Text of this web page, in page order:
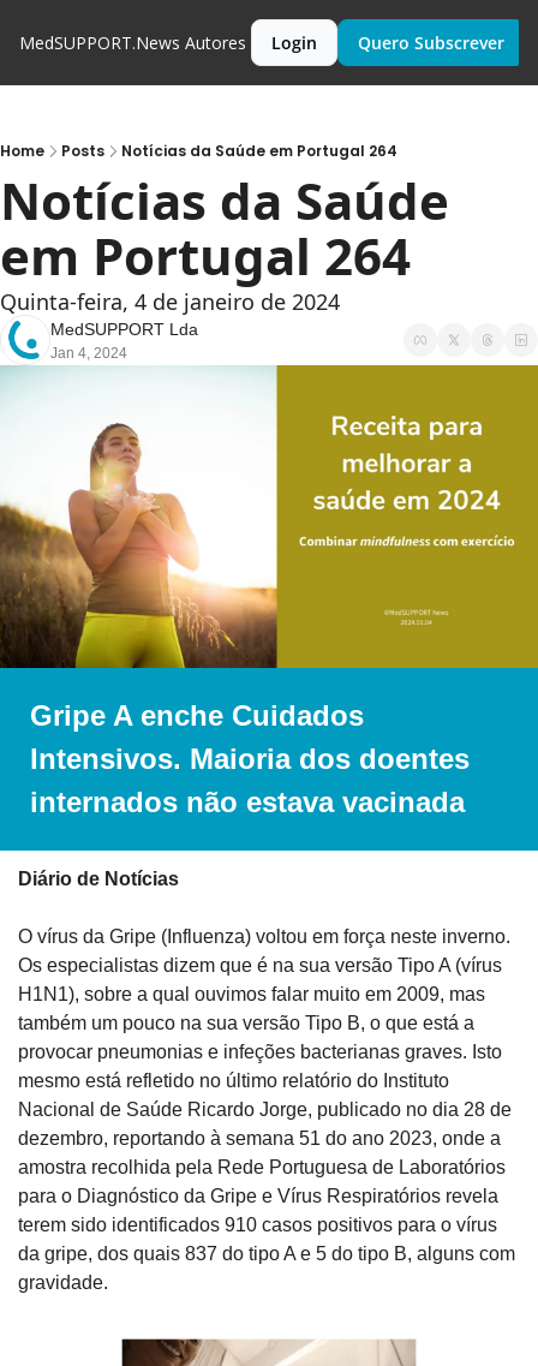
MedSUPPORT.News Autores Login Quero Subscrever
Home Posts Notícias da Saúde em Portugal 264
Notícias da Saúde
em Portugal 264
Quinta-feira, 4 de janeiro de 2024
MedSUPPORT Lda
Jan 4, 2024
Gripe A enche Cuidados
Intensivos. Maioria dos doentes
internados não estava vacinada
Diário de Notícias
O vírus da Gripe (Influenza) voltou em força neste inverno.
Os especialistas dizem que é na sua versão Tipo A (vírus
H1N1), sobre a qual ouvimos falar muito em 2009, mas
também um pouco na sua versão Tipo B, o que está a
provocar pneumonias e infeções bacterianas graves. Isto
mesmo está refletido no último relatório do Instituto
Nacional de Saúde Ricardo Jorge, publicado no dia 28 de
dezembro, reportando à semana 51 do ano 2023, onde a
amostra recolhida pela Rede Portuguesa de Laboratórios
para o Diagnóstico da Gripe e Vírus Respiratórios revela
terem sido identificados 910 casos positivos para o vírus
da gripe, dos quais 837 do tipo A e 5 do tipo B, alguns com
gravidade.